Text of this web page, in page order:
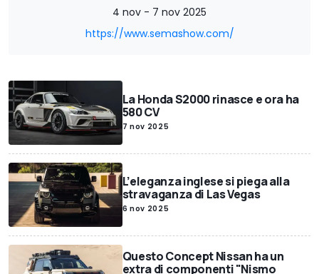
4 nov - 7 nov 2025
https://www.semashow.com/
La Honda S2000 rinasce e ora ha
580 CV
7 nov 2025
L’eleganza inglese si piega alla
stravaganza di Las Vegas
6 nov 2025
Questo Concept Nissan ha un
extra di componenti "Nismo